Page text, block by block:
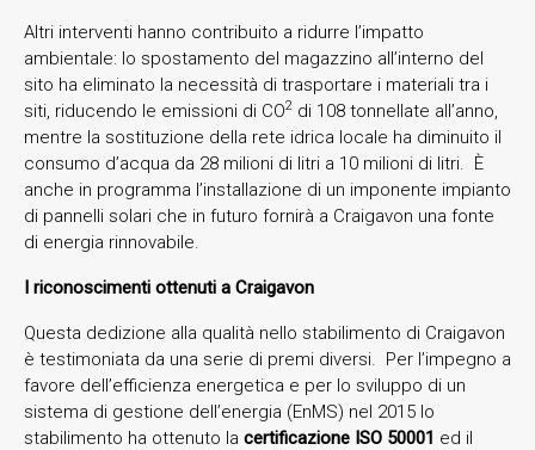
Altri interventi hanno contribuito a ridurre l’impatto
ambientale: lo spostamento del magazzino all’interno del
sito ha eliminato la necessità di trasportare i materiali tra i
siti, riducendo le emissioni di CO2 di 108 tonnellate all’anno,
mentre la sostituzione della rete idrica locale ha diminuito il
consumo d’acqua da 28 milioni di litri a 10 milioni di litri. È
anche in programma l’installazione di un imponente impianto
di pannelli solari che in futuro fornirà a Craigavon una fonte
di energia rinnovabile.
I riconoscimenti ottenuti a Craigavon
Questa dedizione alla qualità nello stabilimento di Craigavon
è testimoniata da una serie di premi diversi. Per l’impegno a
favore dell’efficienza energetica e per lo sviluppo di un
sistema di gestione dell’energia (EnMS) nel 2015 lo
stabilimento ha ottenuto la certificazione ISO 50001 ed il